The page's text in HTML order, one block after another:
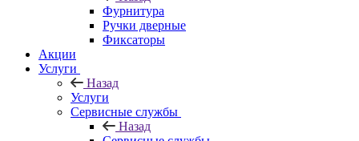
Фурнитура
Ручки дверные
Фиксаторы
Акции
Услуги
Назад
Услуги
Сервисные службы
Назад